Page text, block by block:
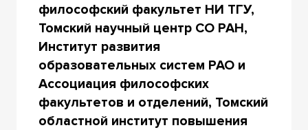
философский факультет НИ ТГУ,
Томский научный центр СО РАН,
Институт развития
образовательных систем РАО и
Ассоциация философских
факультетов и отделений, Томский
областной институт повышения